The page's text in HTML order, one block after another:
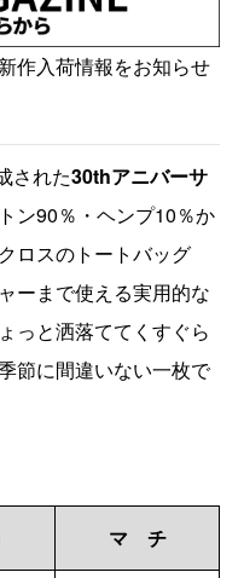
作入荷情報をお知らせ
された30thアニバーサ
ン90％・ヘンプ10％か
ロスのトートバッグ
ーまで使える実用的な
っと洒落ててくすぐら
節に間違いない一枚で
マ チ